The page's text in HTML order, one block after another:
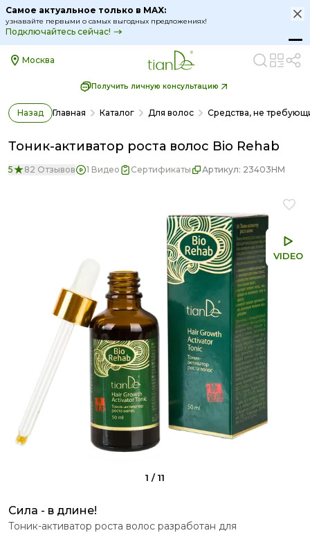
Самое актуальное только в MAX:
узнавайте первыми о самых выгодных предложениях!
Подключайтесь сейчас!
Москва
Получить личную консультацию
Назад Главная Каталог Для волос Средства, не
Тоник-активатор роста волос Bio Rehab
5 82 Отзывов 1 Видео Сертификаты Артикул: 23403HM
VIDEO
1 /11
Сила - в длине!
Тоник-активатор роста волос разработан для